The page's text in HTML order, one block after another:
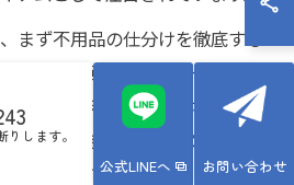
まず不用品の仕分けを徹底する
イクルに回せるものと一般ごみ
ます。例えば、着なくなった服
津」に持参することで、地域の
者によって再活用されます。
します。
公式LINEへ お問い合わせ